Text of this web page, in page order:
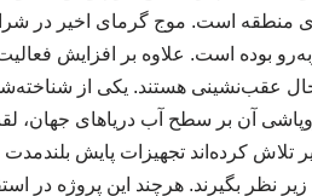
منطقه است. موج گرمای اخیر در
بوده است. علاوه بر افزایش
عقب‌نشینی هستند. یکی از
آن بر سطح آب دریاهای جهان،
کرده‌اند تجهیزات پایش بلندمدت
نظر بگیرند. هرچند این پروژه در